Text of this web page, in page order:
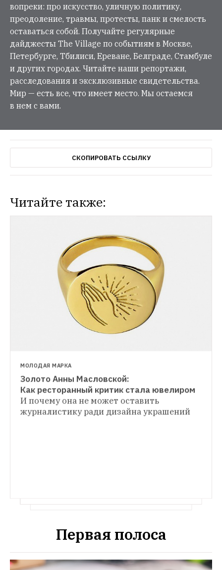
вопреки: про искусство, уличную политику,
преодоление, травмы, протесты, панк и смелость
оставаться собой. Получайте регулярные
дайджесты The Village по событиям в Москве,
Петербурге, Тбилиси, Ереване, Белграде, Стамбуле
и других городах. Читайте наши репортажи,
расследования и эксклюзивные свидетельства.
Мир — есть все, что имеет место. Мы остаемся
в нем с вами.
СКОПИРОВАТЬ ССЫЛКУ
Читайте также:
ИСТОРИИ
Все свои: Как горожане переезжают
Bite вместо борща: Как в BioFoodLab
приобщают своих сотрудников и простых
горожан к правильному питанию
МОЛОДАЯ МАРКА
Золото Анны Масловской:
Как ресторанный критик стала ювелиром
И почему она не может оставить
журналистику ради дизайна украшений
Первая полоса